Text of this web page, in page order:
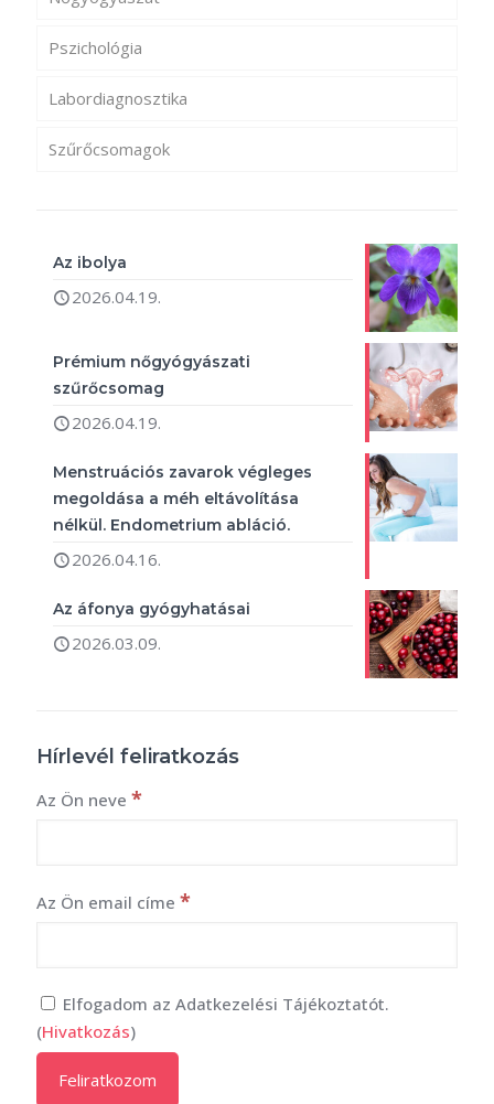
Pszichológia
Labordiagnosztika
Szűrőcsomagok
Az ibolya
2026.04.19.
Prémium nőgyógyászati
szűrőcsomag
2026.04.19.
Menstruációs zavarok végleges
megoldása a méh eltávolítása
nélkül. Endometrium abláció.
2026.04.16.
Az áfonya gyógyhatásai
2026.03.09.
Hírlevél feliratkozás
Az Ön neve *
Az Ön email címe *
Elfogadom az Adatkezelési Tájékoztatót.
(Hivatkozás)